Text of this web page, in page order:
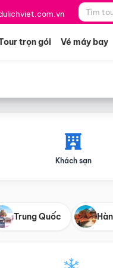
trọn gói Vé máy bay
Khách sạn
Trung Quốc